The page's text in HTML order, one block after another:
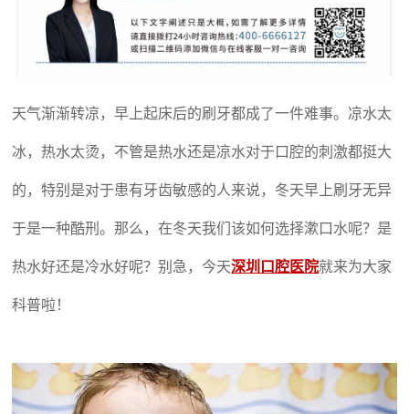
天气渐渐转凉，早上起床后的刷牙都成了一件难事。凉水太
冰，热水太烫，不管是热水还是凉水对于口腔的刺激都挺大
的，特别是对于患有牙齿敏感的人来说，冬天早上刷牙无异
于是一种酷刑。那么，在冬天我们该如何选择漱口水呢？是
热水好还是冷水好呢？别急，今天深圳口腔医院就来为大家
科普啦！